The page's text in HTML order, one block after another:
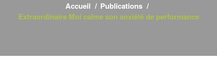
Accueil
Publications
Extraordinaire Moi calme son anxiété de performance